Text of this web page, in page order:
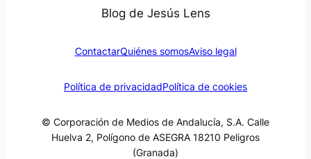
Blog de Jesús Lens
ContactarQuiénes somosAviso legal
Política de privacidadPolítica de cookies
© Corporación de Medios de Andalucía, S.A. Calle
Huelva 2, Polígono de ASEGRA 18210 Peligros
(Granada)